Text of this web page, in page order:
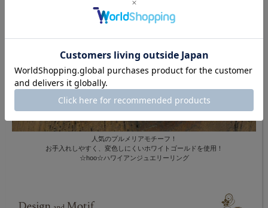
人気のプルメリアモチーフ！
お手入れしやすく、変色しにくいホワイトゴールドを使用！
☆hoo☆ハワイアンジュエリーリング